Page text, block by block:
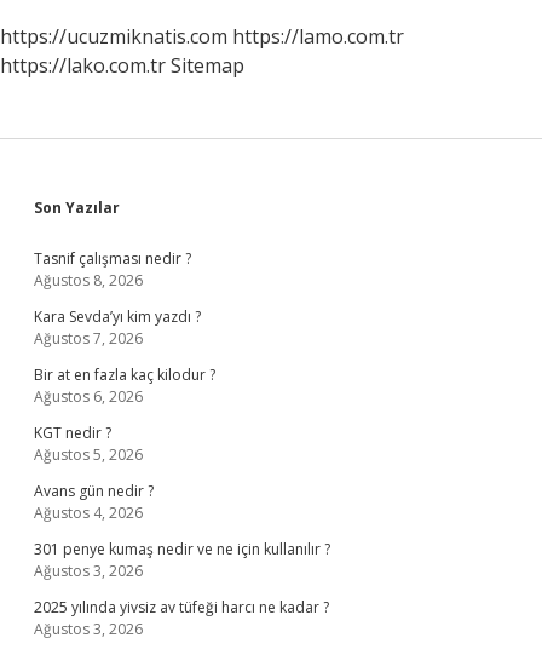
https://ucuzmiknatis.com https://lamo.com.tr
https://lako.com.trSitemap
Sidebar
Son Yazılar
Tasnif çalışması nedir ?
Ağustos 8, 2026
Kara Sevda’yı kim yazdı ?
Ağustos 7, 2026
Bir at en fazla kaç kilodur ?
Ağustos 6, 2026
KGT nedir ?
Ağustos 5, 2026
Avans gün nedir ?
Ağustos 4, 2026
301 penye kumaş nedir ve ne için kullanılır ?
Ağustos 3, 2026
2025 yılında yivsiz av tüfeği harcı ne kadar ?
Ağustos 3, 2026